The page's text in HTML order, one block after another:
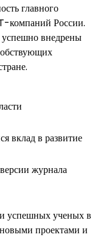
главного
компаний России.
внедрены
вклад в развитие
журнала
успешных ученых в
проектами и